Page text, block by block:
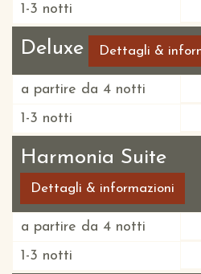
1-3 notti
Deluxe Dettagli &
a partire da 4 notti
1-3 notti
Harmonia Suite
Dettagli & informazioni
a partire da 4 notti
1-3 notti